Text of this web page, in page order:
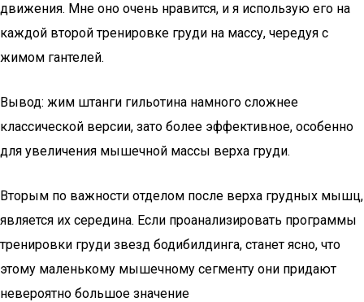
движения. Мне оно очень нравится, и я использую его на
каждой второй тренировке груди на массу, чередуя с
жимом гантелей.
Вывод: жим штанги гильотина намного сложнее
классической версии, зато более эффективное, особенно
для увеличения мышечной массы верха груди.
Вторым по важности отделом после верха грудных мышц,
является их середина. Если проанализировать программы
тренировки груди звезд бодибилдинга, станет ясно, что
этому маленькому мышечному сегменту они придают
невероятно большое значение